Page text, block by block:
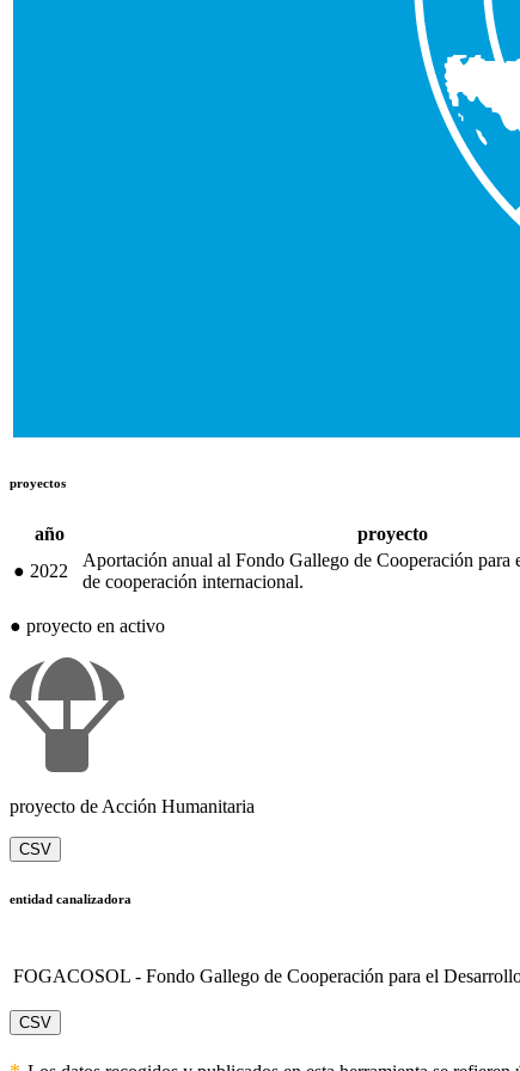
proyectos
año proyecto
● 2022
Aportación anual al Fondo Gallego de Cooperación para
de cooperación internacional.
● proyecto en activo
proyecto de Acción Humanitaria
CSV
entidad canalizadora
FOGACOSOL - Fondo Gallego de Cooperación para el
CSV